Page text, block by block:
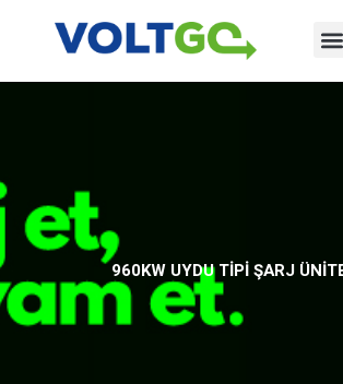
960KW UYDU TİPİ ŞARJ